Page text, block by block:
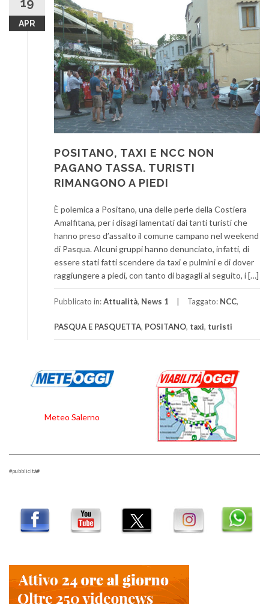
APR
POSITANO, TAXI E NCC NON
PAGANO TASSA. TURISTI
RIMANGONO A PIEDI
È polemica a Positano, una delle perle della Costiera
Amalfitana, per i disagi lamentati dai tanti turisti che
hanno preso d’assalto il comune campano nel weekend
di Pasqua. Alcuni gruppi hanno denunciato, infatti, di
essere stati fatti scendere da taxi e pulmini e di dover
raggiungere a piedi, con tanto di bagagli al seguito, i […]
Pubblicato in:Attualità, News 1 Taggato: NCC,
PASQUA E PASQUETTA, POSITANO, taxi, turisti
Meteo Salerno
#pubblicità#